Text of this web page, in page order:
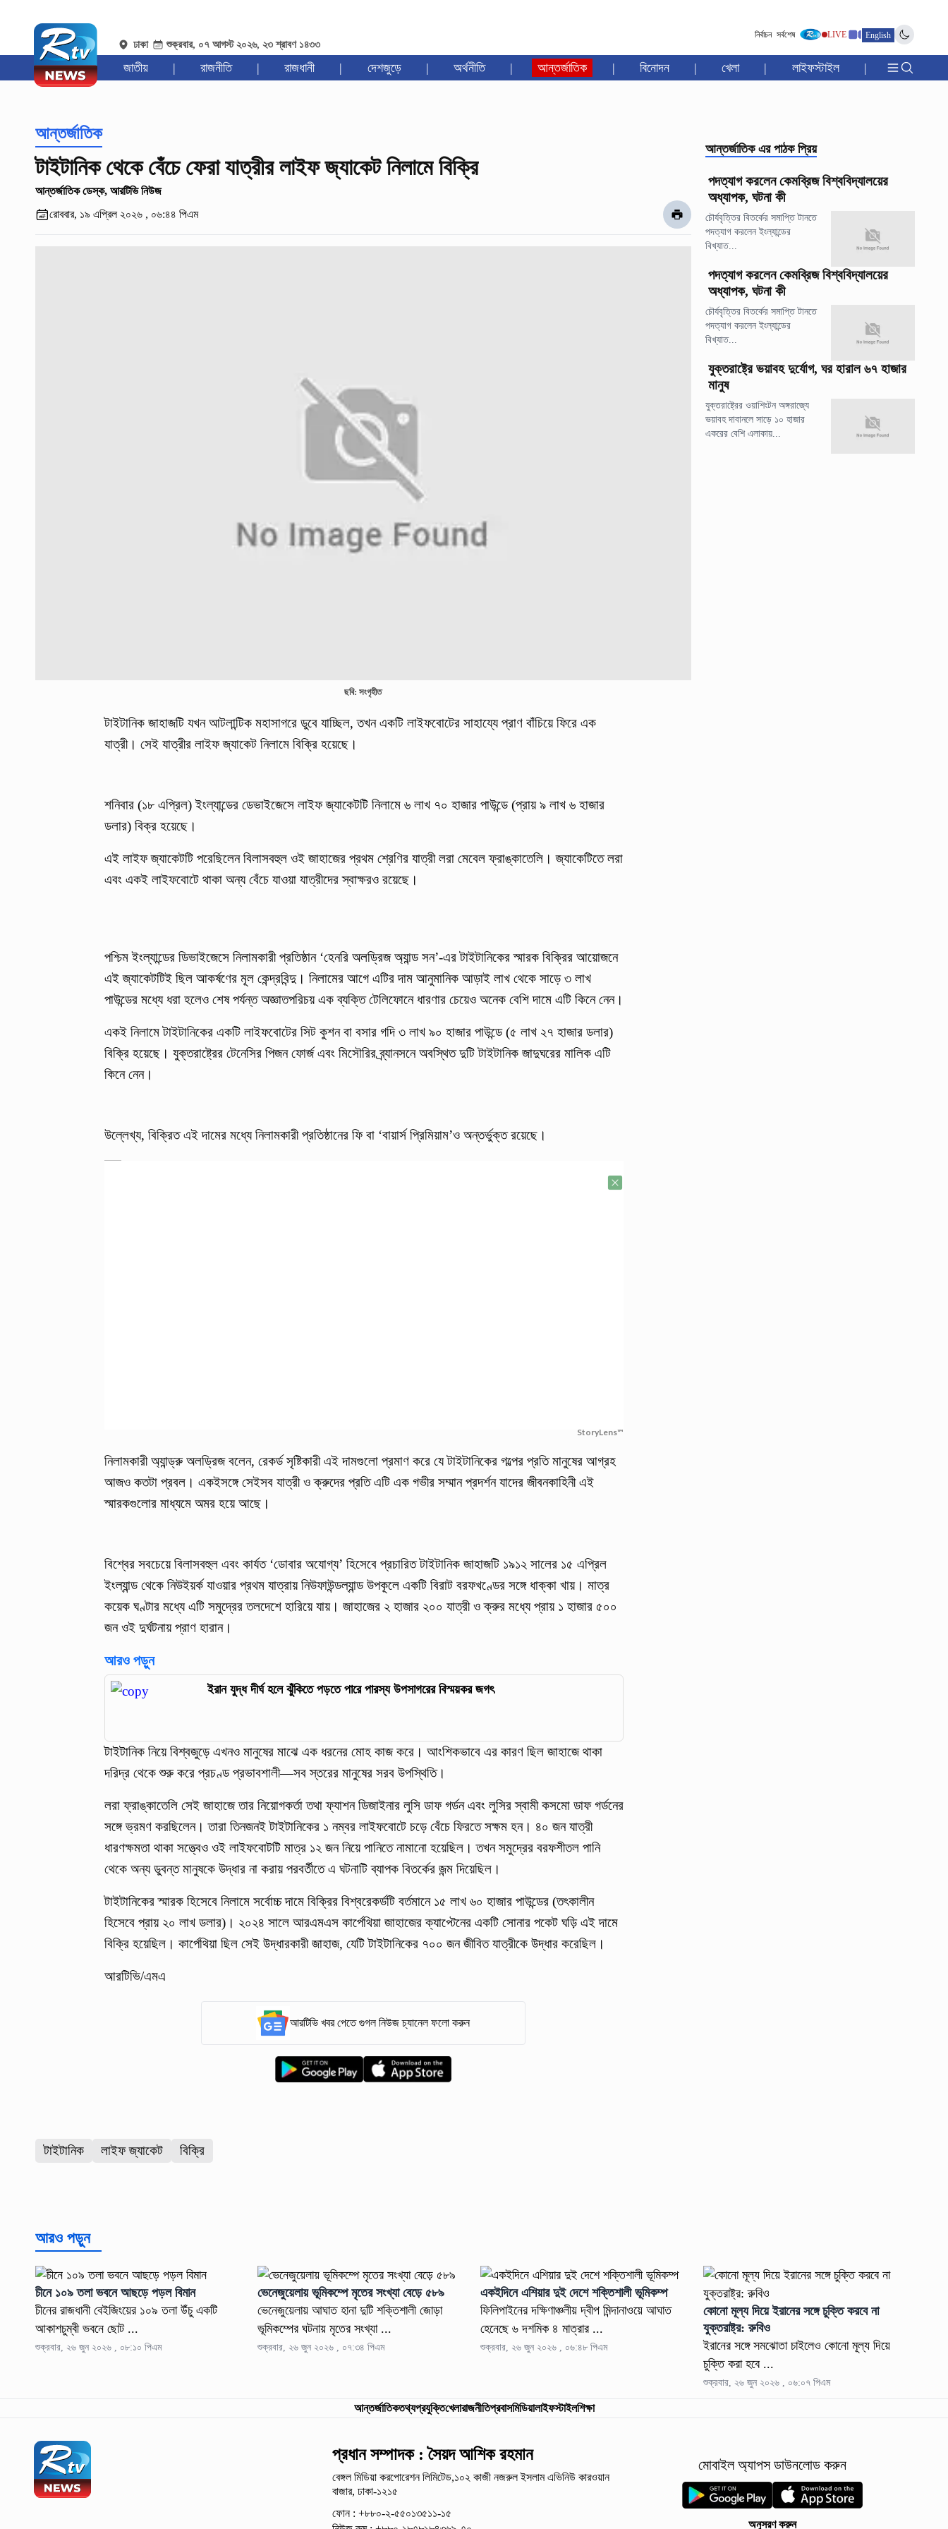
ঢাকা শুক্রবার, ০৭ আগস্ট ২০২৬, ২৩ শ্রাবণ ১৪৩৩
নির্বাচন সর্বশেষ LIVE English
জাতীয় | রাজনীতি | রাজধানী | দেশজুড়ে | অর্থনীতি | আন্তর্জাতিক | বিনোদন | খেলা | লাইফস্টাইল |
আন্তর্জাতিক
টাইটানিক থেকে বেঁচে ফেরা যাত্রীর লাইফ জ্যাকেট নিলামে বিক্রি
আন্তর্জাতিক ডেস্ক, আরটিভি নিউজ
রোববার, ১৯ এপ্রিল ২০২৬ , ০৬:৪৪ পিএম
ছবি: সংগৃহীত
টাইটানিক জাহাজটি যখন আটলান্টিক মহাসাগরে ডুবে যাচ্ছিল, তখন একটি লাইফবোটের সাহায্যে প্রাণ বাঁচিয়ে ফিরে এক
যাত্রী। সেই যাত্রীর লাইফ জ্যাকেট নিলামে বিক্রি হয়েছে।
শনিবার (১৮ এপ্রিল) ইংল্যান্ডের ডেভাইজেসে লাইফ জ্যাকেটটি নিলামে ৬ লাখ ৭০ হাজার পাউন্ডে (প্রায় ৯ লাখ ৬ হাজার
ডলার) বিক্র হয়েছে।
এই লাইফ জ্যাকেটটি পরেছিলেন বিলাসবহুল ওই জাহাজের প্রথম শ্রেণির যাত্রী লরা মেবেল ফ্রাঙ্কাতেলি। জ্যাকেটিতে লরা
এবং একই লাইফবোটে থাকা অন্য বেঁচে যাওয়া যাত্রীদের স্বাক্ষরও রয়েছে।
পশ্চিম ইংল্যান্ডের ডিভাইজেসে নিলামকারী প্রতিষ্ঠান ‘হেনরি অলড্রিজ অ্যান্ড সন’-এর টাইটানিকের স্মারক বিক্রির আয়োজনে
এই জ্যাকেটটিই ছিল আকর্ষণের মূল কেন্দ্রবিন্দু। নিলামের আগে এটির দাম আনুমানিক আড়াই লাখ থেকে সাড়ে ৩ লাখ
পাউন্ডের মধ্যে ধরা হলেও শেষ পর্যন্ত অজ্ঞাতপরিচয় এক ব্যক্তি টেলিফোনে ধারণার চেয়েও অনেক বেশি দামে এটি কিনে নেন।
একই নিলামে টাইটানিকের একটি লাইফবোটের সিট কুশন বা বসার গদি ৩ লাখ ৯০ হাজার পাউন্ডে (৫ লাখ ২৭ হাজার ডলার)
বিক্রি হয়েছে। যুক্তরাষ্ট্রের টেনেসির পিজন ফোর্জ এবং মিসৌরির ব্র্যানসনে অবস্থিত দুটি টাইটানিক জাদুঘরের মালিক এটি
কিনে নেন।
উল্লেখ্য, বিক্রিত এই দামের মধ্যে নিলামকারী প্রতিষ্ঠানের ফি বা ‘বায়ার্স প্রিমিয়াম’ও অন্তর্ভুক্ত রয়েছে।
StoryLens™
নিলামকারী অ্যান্ড্রু অলড্রিজ বলেন, রেকর্ড সৃষ্টিকারী এই দামগুলো প্রমাণ করে যে টাইটানিকের গল্পের প্রতি মানুষের আগ্রহ
আজও কতটা প্রবল। একইসঙ্গে সেইসব যাত্রী ও ক্রুদের প্রতি এটি এক গভীর সম্মান প্রদর্শন যাদের জীবনকাহিনী এই
স্মারকগুলোর মাধ্যমে অমর হয়ে আছে।
বিশ্বের সবচেয়ে বিলাসবহুল এবং কার্যত ‘ডোবার অযোগ্য’ হিসেবে প্রচারিত টাইটানিক জাহাজটি ১৯১২ সালের ১৫ এপ্রিল
ইংল্যান্ড থেকে নিউইয়র্ক যাওয়ার প্রথম যাত্রায় নিউফাউন্ডল্যান্ড উপকূলে একটি বিরাট বরফখণ্ডের সঙ্গে ধাক্কা খায়। মাত্র
কয়েক ঘণ্টার মধ্যে এটি সমুদ্রের তলদেশে হারিয়ে যায়। জাহাজের ২ হাজার ২০০ যাত্রী ও ক্রুর মধ্যে প্রায় ১ হাজার ৫০০
জন ওই দুর্ঘটনায় প্রাণ হারান।
আরও পড়ুন
ইরান যুদ্ধ দীর্ঘ হলে ঝুঁকিতে পড়তে পারে পারস্য উপসাগরের বিস্ময়কর জগৎ
টাইটানিক নিয়ে বিশ্বজুড়ে এখনও মানুষের মাঝে এক ধরনের মোহ কাজ করে। আংশিকভাবে এর কারণ ছিল জাহাজে থাকা
দরিদ্র থেকে শুরু করে প্রচণ্ড প্রভাবশালী—সব স্তরের মানুষের সরব উপস্থিতি।
লরা ফ্রাঙ্কাতেলি সেই জাহাজে তার নিয়োগকর্তা তথা ফ্যাশন ডিজাইনার লুসি ডাফ গর্ডন এবং লুসির স্বামী কসমো ডাফ গর্ডনের
সঙ্গে ভ্রমণ করছিলেন। তারা তিনজনই টাইটানিকের ১ নম্বর লাইফবোটে চড়ে বেঁচে ফিরতে সক্ষম হন। ৪০ জন যাত্রী
ধারণক্ষমতা থাকা সত্ত্বেও ওই লাইফবোটটি মাত্র ১২ জন নিয়ে পানিতে নামানো হয়েছিল। তখন সমুদ্রের বরফশীতল পানি
থেকে অন্য ডুবন্ত মানুষকে উদ্ধার না করায় পরবর্তীতে এ ঘটনাটি ব্যাপক বিতর্কের জন্ম দিয়েছিল।
টাইটানিকের স্মারক হিসেবে নিলামে সর্বোচ্চ দামে বিক্রির বিশ্বরেকর্ডটি বর্তমানে ১৫ লাখ ৬০ হাজার পাউন্ডের (তৎকালীন
হিসেবে প্রায় ২০ লাখ ডলার)। ২০২৪ সালে আরএমএস কার্পেথিয়া জাহাজের ক্যাপ্টেনের একটি সোনার পকেট ঘড়ি এই দামে
বিক্রি হয়েছিল। কার্পেথিয়া ছিল সেই উদ্ধারকারী জাহাজ, যেটি টাইটানিকের ৭০০ জন জীবিত যাত্রীকে উদ্ধার করেছিল।
আরটিভি/এমএ
আরটিভি খবর পেতে গুগল নিউজ চ্যানেল ফলো করুন
টাইটানিক লাইফ জ্যাকেট বিক্রি
আন্তর্জাতিক এর পাঠক প্রিয়
পদত্যাগ করলেন কেমব্রিজ বিশ্ববিদ্যালয়ের
অধ্যাপক, ঘটনা কী
চৌর্যবৃত্তির বিতর্কের সমাপ্তি টানতে
পদত্যাগ করলেন ইংল্যান্ডের
বিখ্যাত...
পদত্যাগ করলেন কেমব্রিজ বিশ্ববিদ্যালয়ের
অধ্যাপক, ঘটনা কী
চৌর্যবৃত্তির বিতর্কের সমাপ্তি টানতে
পদত্যাগ করলেন ইংল্যান্ডের
বিখ্যাত...
যুক্তরাষ্ট্রে ভয়াবহ দুর্যোগ, ঘর হারাল ৬৭ হাজার
মানুষ
যুক্তরাষ্ট্রের ওয়াশিংটন অঙ্গরাজ্যে
ভয়াবহ দাবানলে সাড়ে ১০ হাজার
একরের বেশি এলাকায়...
আরও পড়ুন
চীনে ১০৯ তলা ভবনে আছড়ে পড়ল বিমান
চীনের রাজধানী বেইজিংয়ের ১০৯ তলা উঁচু একটি
আকাশচুম্বী ভবনে ছোট ...
শুক্রবার, ২৬ জুন ২০২৬ , ০৮:১০ পিএম
ভেনেজুয়েলায় ভূমিকম্পে মৃতের সংখ্যা বেড়ে ৫৮৯
ভেনেজুয়েলায় আঘাত হানা দুটি শক্তিশালী জোড়া
ভূমিকম্পের ঘটনায় মৃতের সংখ্যা ...
শুক্রবার, ২৬ জুন ২০২৬ , ০৭:৩৪ পিএম
একইদিনে এশিয়ার দুই দেশে শক্তিশালী ভূমিকম্প
ফিলিপাইনের দক্ষিণাঞ্চলীয় দ্বীপ মিন্দানাওয়ে আঘাত
হেনেছে ৬ দশমিক ৪ মাত্রার ...
শুক্রবার, ২৬ জুন ২০২৬ , ০৬:৪৮ পিএম
কোনো মূল্য দিয়ে ইরানের সঙ্গে চুক্তি করবে না
যুক্তরাষ্ট্র: রুবিও
ইরানের সঙ্গে সমঝোতা চাইলেও কোনো মূল্য দিয়ে
চুক্তি করা হবে ...
শুক্রবার, ২৬ জুন ২০২৬ , ০৬:০৭ পিএম
আন্তর্জাতিকতথ্যপ্রযুক্তিখেলারাজনীতিপ্রবাসমিডিয়ালাইফস্টাইলশিক্ষা
প্রধান সম্পাদক : সৈয়দ আশিক রহমান
বেঙ্গল মিডিয়া করপোরেশন লিমিটেড,১০২ কাজী নজরুল ইসলামএভিনিউ কারওয়ান
বাজার, ঢাকা-১২১৫
ফোন : +৮৮০-২-৫৫০১৩৫১১-১৫
মোবাইল অ্যাপস ডাউনলোড করুন
অনুসরণ করুন